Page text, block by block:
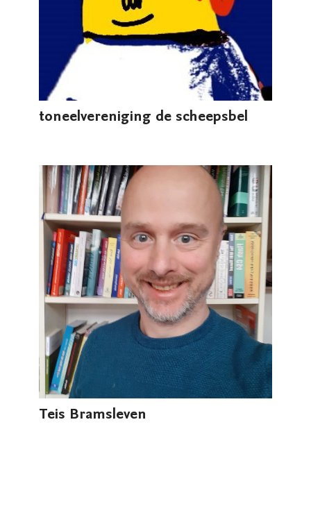
toneelvereniging de scheepsbel
Teis Bramsleven